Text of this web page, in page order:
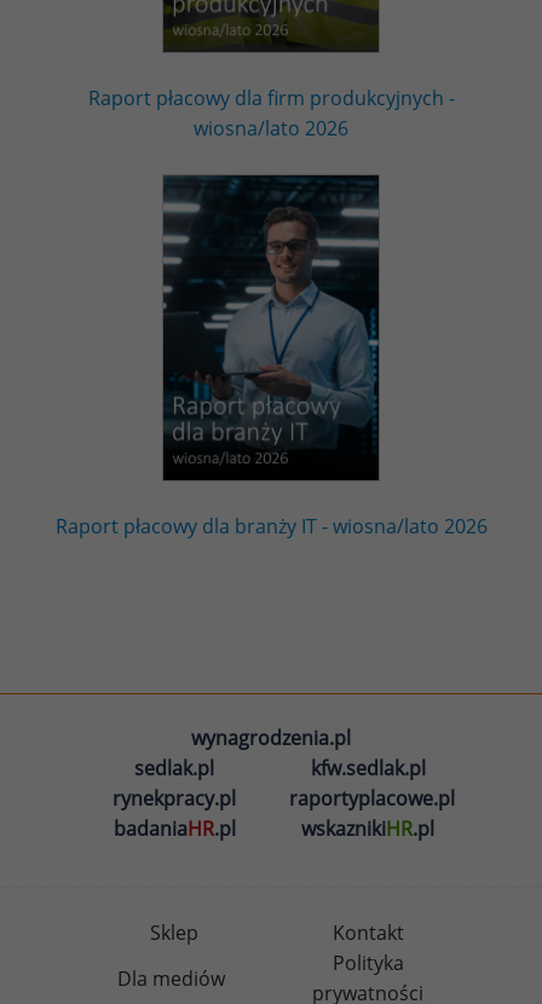
Raport płacowy dla firm produkcyjnych -
wiosna/lato 2026
Raport płacowy dla branży IT - wiosna/lato 2026
wynagrodzenia.pl
sedlak.pl
kfw.sedlak.pl
rynekpracy.pl
raportyplacowe.pl
badaniaHR.pl wskaznikiHR.pl
Sklep
Kontakt
Dla mediów
Polityka
prywatności